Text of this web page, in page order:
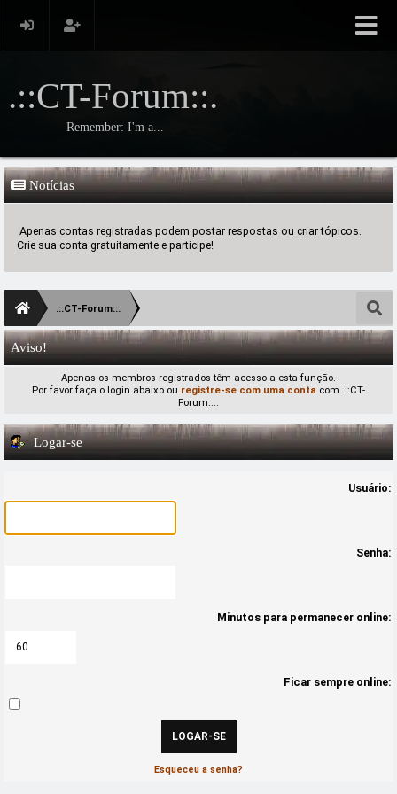
.::CT-Forum::.
Remember: I'm a...
Notícias
Apenas contas registradas podem postar respostas ou criar tópicos.
Crie sua conta gratuitamente e participe!
.::CT-Forum::.
Aviso!
Apenas os membros registrados têm acesso a esta função.
Por favor faça o login abaixo ou registre-se com uma conta com .::CT-
Forum::..
Logar-se
Usuário:
Senha:
Minutos para permanecer online:
Ficar sempre online:
Esqueceu a senha?